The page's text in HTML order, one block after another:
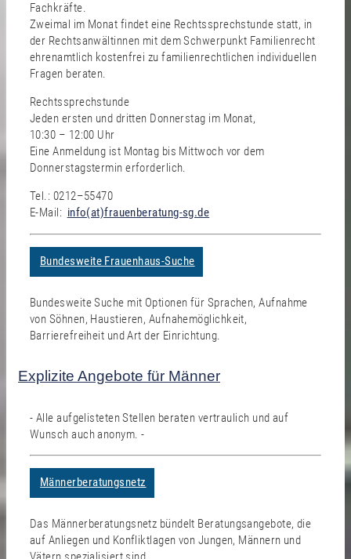
Fachkräfte.
Zweimal im Monat findet eine Rechtssprechstunde statt, in
der Rechtsanwältinnen mit dem Schwerpunkt Familienrecht
ehrenamtlich kostenfrei zu familienrechtlichen individuellen
Fragen beraten.
Rechtssprechstunde
Jeden ersten und dritten Donnerstag im Monat,
10:30 – 12:00 Uhr
Eine Anmeldung ist Montag bis Mittwoch vor dem
Donnerstagstermin erforderlich.
Tel.: 0212–55470
E-Mail: info(at)frauenberatung-sg.de
Bundesweite Frauenhaus-Suche
Bundesweite Suche mit Optionen für Sprachen, Aufnahme
von Söhnen, Haustieren, Aufnahemöglichkeit,
Barrierefreiheit und Art der Einrichtung.
Explizite Angebote für Männer
- Alle aufgelisteten Stellen beraten vertraulich und auf
Wunsch auch anonym. -
Männerberatungsnetz
Das Männerberatungsnetz bündelt Beratungsangebote, die
auf Anliegen und Konfliktlagen von Jungen, Männern und